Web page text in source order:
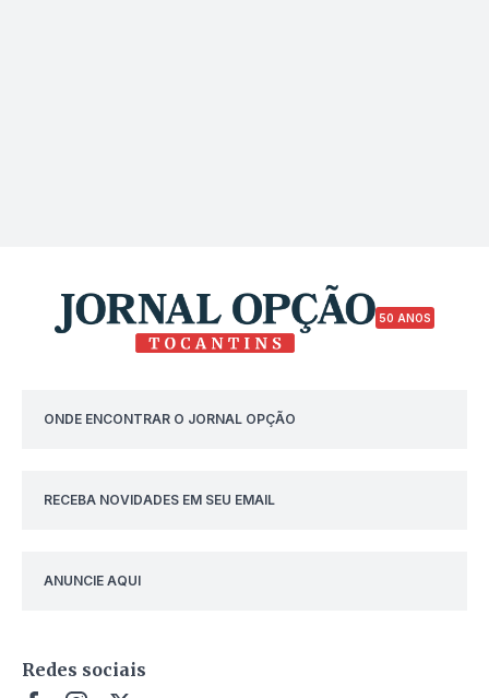
50 ANOS
ONDE ENCONTRAR O JORNAL OPÇÃO
RECEBA NOVIDADES EM SEU EMAIL
ANUNCIE AQUI
Redes sociais